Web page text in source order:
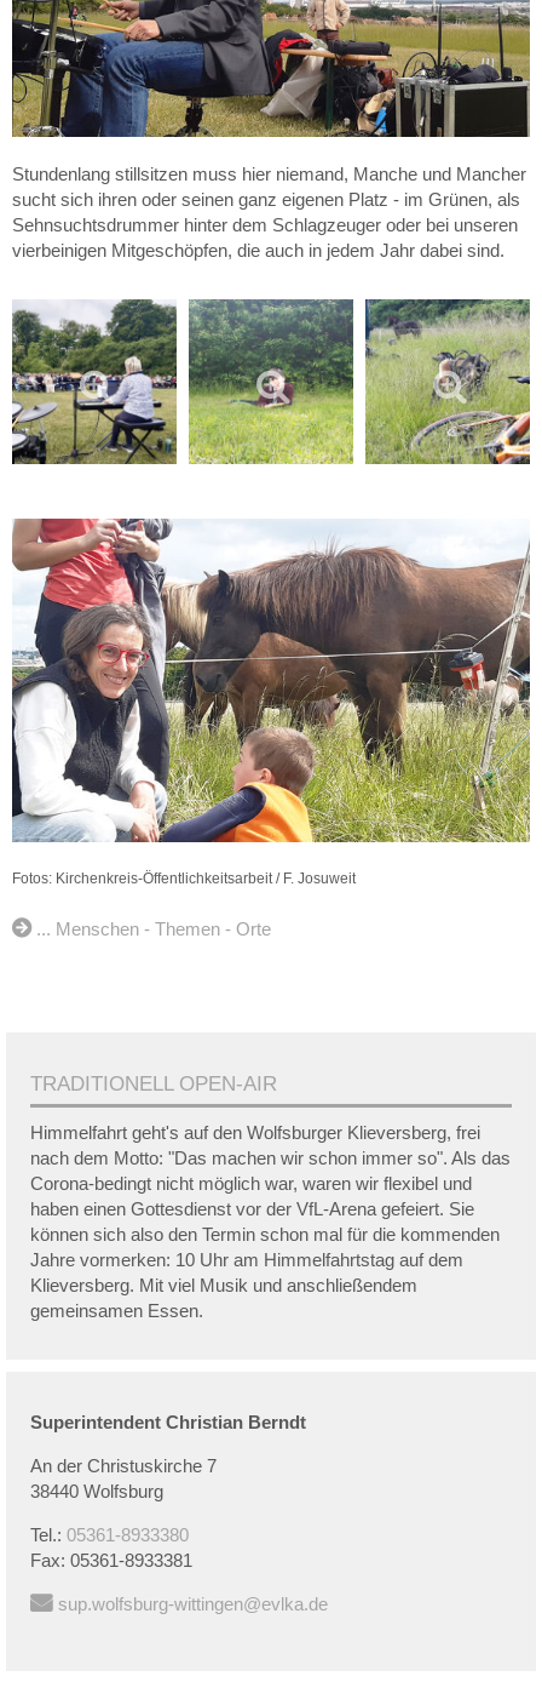
Stundenlang stillsitzen muss hier niemand, Manche und Mancher
sucht sich ihren oder seinen ganz eigenen Platz - im Grünen, als
Sehnsuchtsdrummer hinter dem Schlagzeuger oder bei unseren
vierbeinigen Mitgeschöpfen, die auch in jedem Jahr dabei sind.
Fotos: Kirchenkreis-Öffentlichkeitsarbeit / F. Josuweit
... Menschen - Themen - Orte
TRADITIONELL OPEN-AIR
Himmelfahrt geht's auf den Wolfsburger Klieversberg, frei
nach dem Motto: "Das machen wir schon immer so". Als das
Corona-bedingt nicht möglich war, waren wir flexibel und
haben einen Gottesdienst vor der VfL-Arena gefeiert. Sie
können sich also den Termin schon mal für die kommenden
Jahre vormerken: 10 Uhr am Himmelfahrtstag auf dem
Klieversberg. Mit viel Musik und anschließendem
gemeinsamen Essen.
Superintendent Christian Berndt
An der Christuskirche 7
38440 Wolfsburg
Tel.: 05361-8933380
Fax: 05361-8933381
sup.wolfsburg-wittingen@evlka.de